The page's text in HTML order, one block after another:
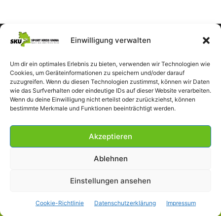
Einwilligung verwalten
Um dir ein optimales Erlebnis zu bieten, verwenden wir Technologien wie
Cookies, um Geräteinformationen zu speichern und/oder darauf
zuzugreifen. Wenn du diesen Technologien zustimmst, können wir Daten
wie das Surfverhalten oder eindeutige IDs auf dieser Website verarbeiten.
Wenn du deine Einwilligung nicht erteilst oder zurückziehst, können
bestimmte Merkmale und Funktionen beeinträchtigt werden.
Akzeptieren
Ablehnen
Einstellungen ansehen
Cookie-Richtlinie Datenschutzerklärung Impressum
Datenschutzerklärung
© SportKreisUnna 2026